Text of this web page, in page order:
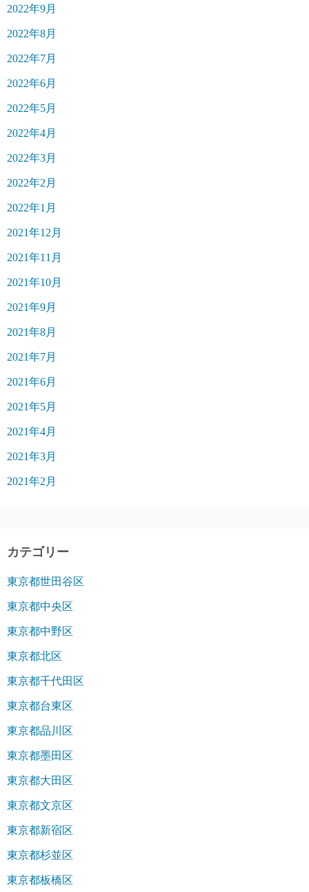
2022年9月
2022年8月
2022年7月
2022年6月
2022年5月
2022年4月
2022年3月
2022年2月
2022年1月
2021年12月
2021年11月
2021年10月
2021年9月
2021年8月
2021年7月
2021年6月
2021年5月
2021年4月
2021年3月
2021年2月
カテゴリー
東京都世田谷区
東京都中央区
東京都中野区
東京都北区
東京都千代田区
東京都台東区
東京都品川区
東京都墨田区
東京都大田区
東京都文京区
東京都新宿区
東京都杉並区
東京都板橋区